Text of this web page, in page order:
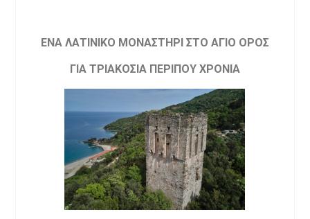
EΝΑ ΛΑΤΙΝΙΚΟ ΜΟΝΑΣΤΗΡΙ ΣΤΟ AΓΙΟ OΡΟΣ
ΓΙΑ ΤΡΙΑΚΟΣΙΑ ΠΕΡΙΠΟΥ ΧΡΟΝΙΑ